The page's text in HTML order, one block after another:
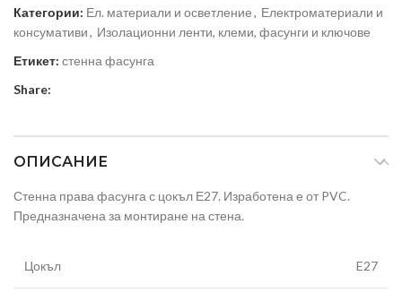
Категории: Ел. материали и осветление, Електроматериали и
консумативи, Изолационни ленти, клеми, фасунги и ключове
Етикет: стенна фасунга
Share:
ОПИСАНИЕ
Стенна права фасунга с цокъл Е27. Изработена е от PVC.
Предназначена за монтиране на стена.
Цокъл E27